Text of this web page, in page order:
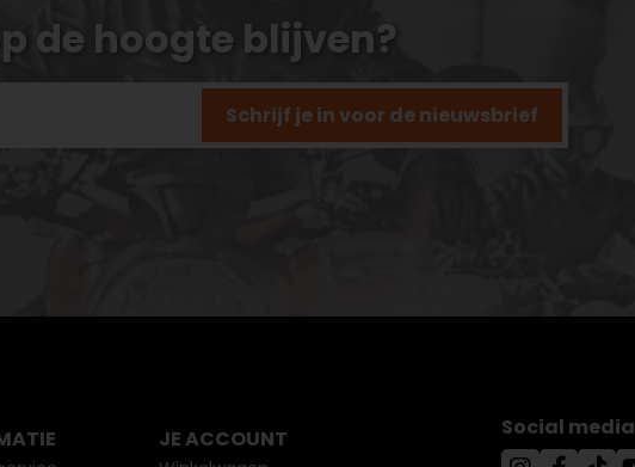
de hoogte blijven?
Schrijf je in voor de nieuwsbrief
JE ACCOUNT Social media